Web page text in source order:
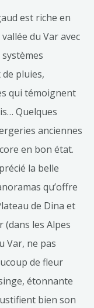
est riche en
du Var avec
pluies,
qui témoignent
Quelques
anciennes
en bon état.
la belle
qu’offre
de Dina et
les Alpes
Var, ne pas
de fleur
étonnante
bien son